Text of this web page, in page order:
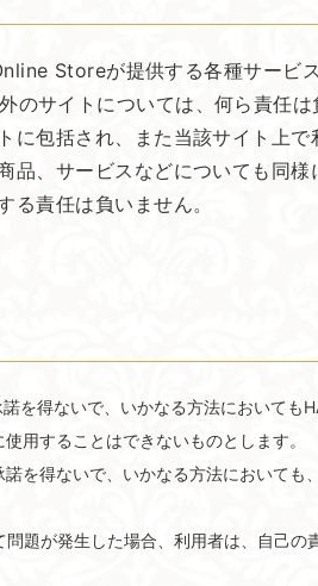
Storeが提供する各種サービ
のサイトについては、何ら責任は
に包括され、また当該サイト上で
品、サービスなどについても同
る責任は負いません。
を得ないで、いかなる方法においても
用することはできないものとします。
を得ないで、いかなる方法において
題が発生した場合、利用者は、自己の